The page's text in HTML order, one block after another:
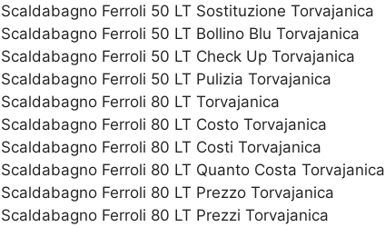
Scaldabagno Ferroli 50 LT Sostituzione Torvajanica
Scaldabagno Ferroli 50 LT Bollino Blu Torvajanica
Scaldabagno Ferroli 50 LT Check Up Torvajanica
Scaldabagno Ferroli 50 LT Pulizia Torvajanica
Scaldabagno Ferroli 80 LT Torvajanica
Scaldabagno Ferroli 80 LT Costo Torvajanica
Scaldabagno Ferroli 80 LT Costi Torvajanica
Scaldabagno Ferroli 80 LT Quanto Costa Torvajanica
Scaldabagno Ferroli 80 LT Prezzo Torvajanica
Scaldabagno Ferroli 80 LT Prezzi Torvajanica